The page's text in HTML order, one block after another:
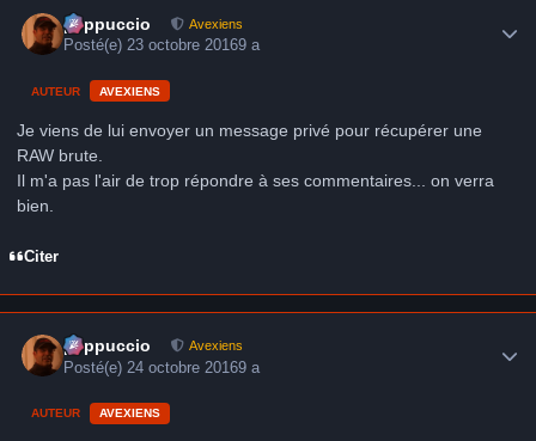
peppuccio Avexiens
Posté(e)23 octobre 20169 a
AUTEUR AVEXIENS
Je viens de lui envoyer un message privé pour récupérer une
RAW brute.
Il m'a pas l'air de trop répondre à ses commentaires... on verra
bien.
Citer
peppuccio Avexiens
Posté(e) 24 octobre 20169 a
AUTEUR AVEXIENS